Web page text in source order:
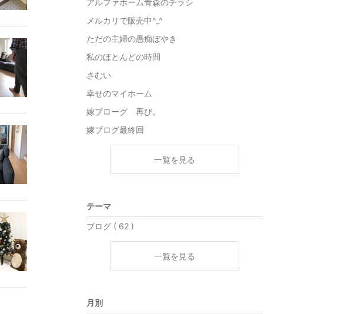
アルファホーム青森のチラシ
メルカリで販売中^_^
ただの主婦の愚痴ぼやき
私のほとんどの時間
さむい
幸せのマイホーム
嫁ブローグ 再び。
嫁ブログ最終回
一覧を見る
テーマ
ブログ ( 62 )
一覧を見る
月別